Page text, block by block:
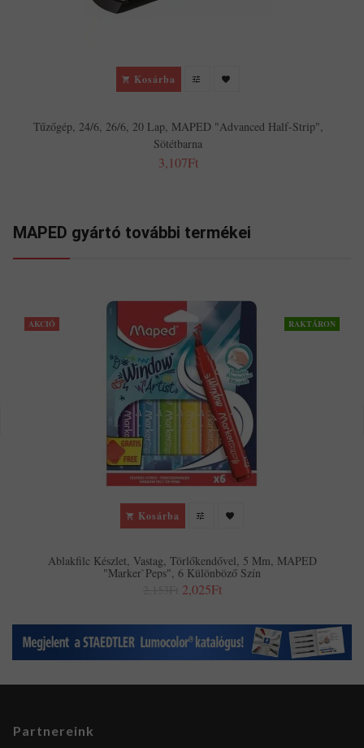
Kosárba
Tűzőgép, 24/6, 26/6, 20 Lap, MAPED "Advanced Half-Strip",
Sötétbarna
3,107Ft
MAPED gyártó további termékei
AKCIÓ RAKTÁRON
Kosárba
Ablakfilc Készlet, Vastag, Törlőkendővel, 5 Mm, MAPED
"Marker`Peps", 6 Különböző Szín
2,025Ft
Partnereink